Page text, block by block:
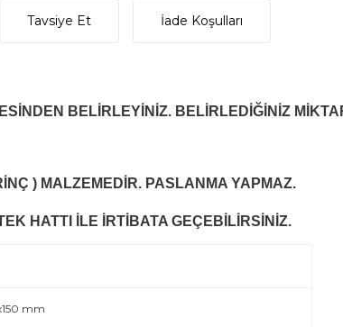
Tavsiye Et İade Koşulları
BELİRLEYİNİZ. BELİRLEDİĞİNİZ
) MALZEMEDİR. PASLANMA YAPMAZ.
HATTI İLE İRTİBATA GEÇEBİLİRSİNİZ.
mm